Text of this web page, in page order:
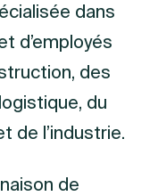
dans
d’employés
des
du
de l’industrie.
de